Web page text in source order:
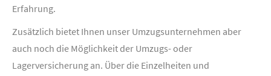
Erfahrung.
Zusätzlich bietet Ihnen unser Umzugsunternehmen aber
auch noch die Möglichkeit der Umzugs- oder
Lagerversicherung an. Über die Einzelheiten und